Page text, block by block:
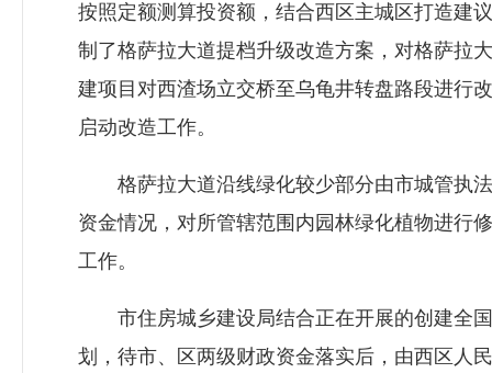
按照定额测算投资额，结合西区主城区打造建
制了格萨拉大道提档升级改造方案，对格萨拉
建项目对西渣场立交桥至乌龟井转盘路段进行
启动改造工作。
格萨拉大道沿线绿化较少部分由市城管执法
资金情况，对所管辖范围内园林绿化植物进行
工作。
市住房城乡建设局结合正在开展的创建全国
划，待市、区两级财政资金落实后，由西区人